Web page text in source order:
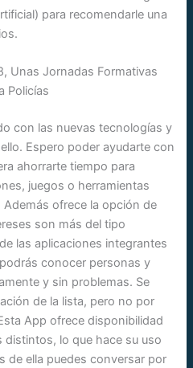
para recomendarle una
Unas Jornadas Formativas
Policías
con las nuevas tecnologías y
Espero poder ayudarte con
ahorrarte tiempo para
juegos o herramientas
ofrece la opción de
son más del tipo
las aplicaciones integrantes
conocer personas y
y sin problemas. Se
de la lista, pero no por
App ofrece disponibilidad
distintos, lo que hace su uso
de ella puedes conversar por